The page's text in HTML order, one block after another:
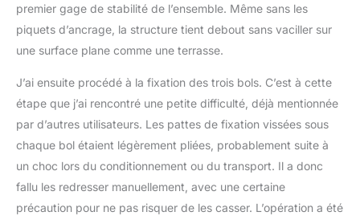
premier gage de stabilité de l’ensemble. Même sans les
piquets d’ancrage, la structure tient debout sans vaciller sur
une surface plane comme une terrasse.
J’ai ensuite procédé à la fixation des trois bols. C’est à cette
étape que j’ai rencontré une petite difficulté, déjà mentionnée
par d’autres utilisateurs. Les pattes de fixation vissées sous
chaque bol étaient légèrement pliées, probablement suite à
un choc lors du conditionnement ou du transport. Il a donc
fallu les redresser manuellement, avec une certaine
précaution pour ne pas risquer de les casser. L’opération a été